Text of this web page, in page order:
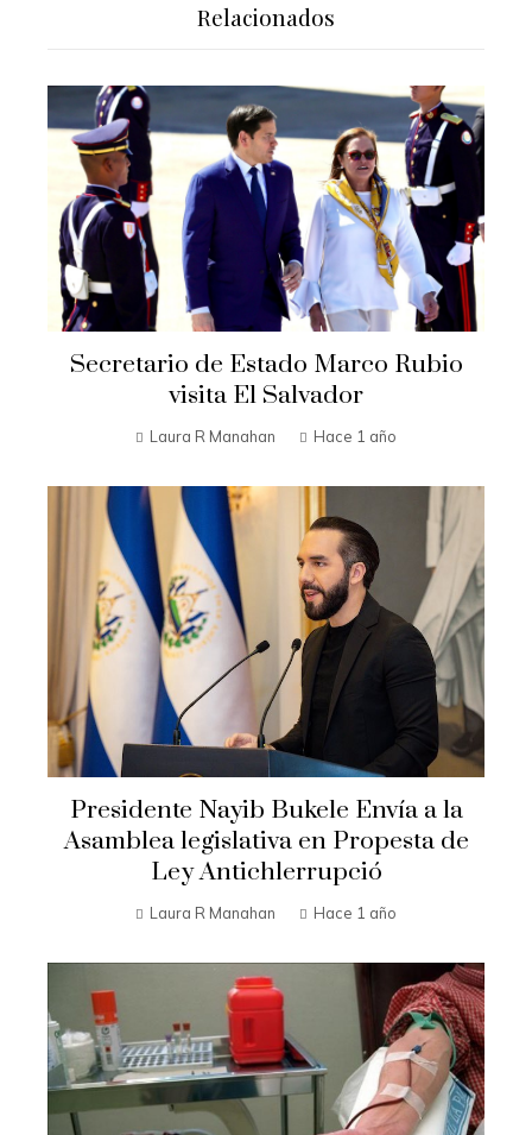
Relacionados
Secretario de Estado Marco Rubio
visita El Salvador
Laura R Manahan Hace 1 año
Presidente Nayib Bukele Envía a la
Asamblea legislativa en Propesta de
Ley Antichlerrupció
Laura R Manahan Hace 1 año